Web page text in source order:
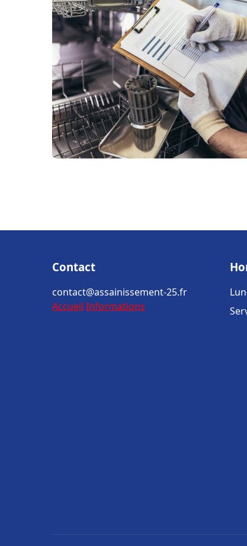
Contact
contact@assainissement-25.fr
Accueil Informations